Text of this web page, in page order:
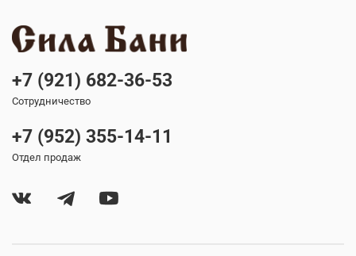
+7 (921) 682-36-53
Сотрудничество
+7 (952) 355-14-11
Отдел продаж